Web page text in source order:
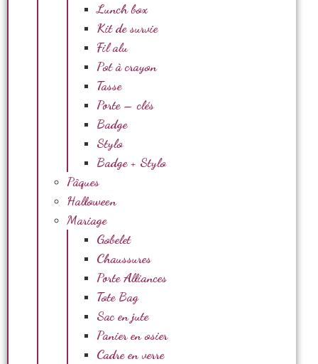
Lunch box
Kit de survie
Fil alu
Pot à crayon
Tasse
Porte – clés
Badge
Stylo
Badge + Stylo
Pâques
Halloween
Mariage
Gobelet
Chaussures
Porte Alliances
Tote Bag
Sac en jute
Panier en osier
Cadre en verre